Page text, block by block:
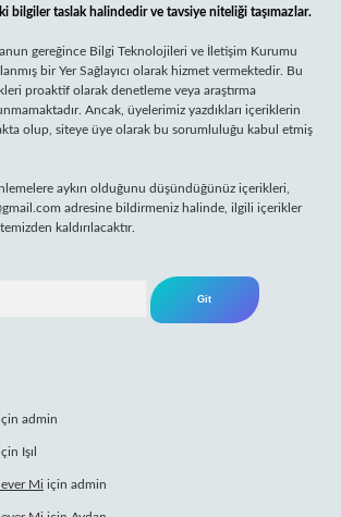
bilgiler taslak halindedir ve tavsiye niteliği taşımazlar.
gereğince Bilgi Teknolojileri ve İletişim Kurumu
bir Yer Sağlayıcı olarak hizmet vermektedir. Bu
proaktif olarak denetleme veya araştırma
Ancak, üyelerimiz yazdıkları içeriklerin
olup, siteye üye olarak bu sorumluluğu kabul etmiş
aykırı olduğunu düşündüğünüz içerikleri,
adresine bildirmeniz halinde, ilgili içerikler
kaldırılacaktır.
admin
Işıl
Mi için admin